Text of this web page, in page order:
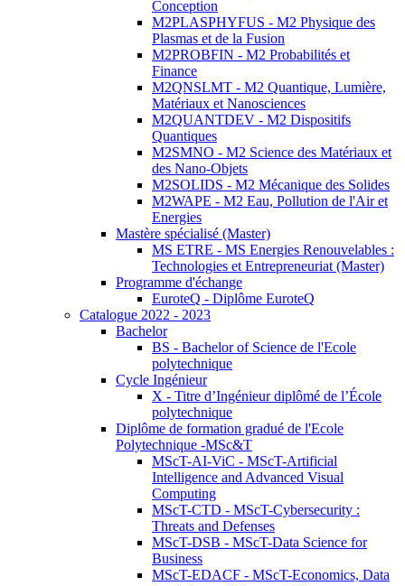
Conception
M2PLASPHYFUS - M2 Physique des
Plasmas et de la Fusion
M2PROBFIN - M2 Probabilités et
Finance
M2QNSLMT - M2 Quantique, Lumière,
Matériaux et Nanosciences
M2QUANTDEV - M2 Dispositifs
Quantiques
M2SMNO - M2 Science des Matériaux et
des Nano-Objets
M2SOLIDS - M2 Mécanique des Solides
M2WAPE - M2 Eau, Pollution de l'Air et
Energies
Mastère spécialisé (Master)
MS ETRE - MS Energies Renouvelables :
Technologies et Entrepreneuriat (Master)
Programme d'échange
EuroteQ - Diplôme EuroteQ
Catalogue 2022 - 2023
Bachelor
BS - Bachelor of Science de l'Ecole
polytechnique
Cycle Ingénieur
X - Titre d’Ingénieur diplômé de l’École
polytechnique
Diplôme de formation gradué de l'Ecole
Polytechnique -MSc&T
MScT-AI-ViC - MScT-Artificial
Intelligence and Advanced Visual
Computing
MScT-CTD - MScT-Cybersecurity :
Threats and Defenses
MScT-DSB - MScT-Data Science for
Business
MScT-EDACF - MScT-Economics, Data